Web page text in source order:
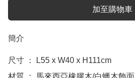
加至購物車
簡介
尺寸 ： L55 x W40 x H111cm